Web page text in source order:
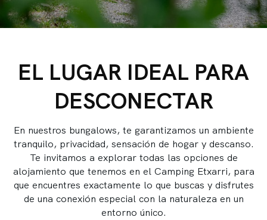
EL LUGAR IDEAL PARA
DESCONECTAR
En nuestros bungalows, te garantizamos un ambiente
tranquilo, privacidad, sensación de hogar y descanso.
Te invitamos a explorar todas las opciones de
alojamiento que tenemos en el Camping Etxarri, para
que encuentres exactamente lo que buscas y disfrutes
de una conexión especial con la naturaleza en un
entorno único.